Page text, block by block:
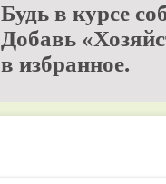
Будь в курсе
Добавь
в избранное.